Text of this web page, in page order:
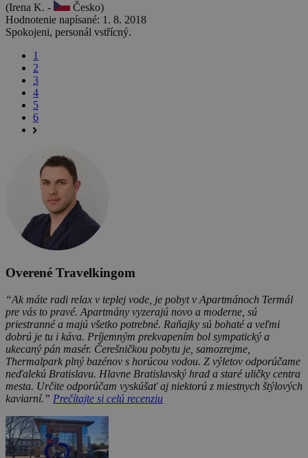
(Irena K. -
Česko)
Hodnotenie napísané: 1. 8. 2018
Spokojeni, personál vstřícný.
1
2
3
4
5
6
Overené Travelkingom
“Ak máte radi relax v teplej vode, je pobyt v Apartmánoch Termál
pre vás to pravé. Apartmány vyzerajú novo a moderne, sú
priestranné a majú všetko potrebné. Raňajky sú bohaté a veľmi
dobrú je tu i káva. Príjemným prekvapením bol sympatický a
ukecaný pán masér. Čerešničkou pobytu je, samozrejme,
Thermalpark plný bazénov s horúcou vodou. Z výletov odporúčame
neďalekú Bratislavu. Hlavne Bratislavský hrad a staré uličky centra
mesta. Určite odporúčam vyskúšať aj niektorú z miestnych štýlových
kaviarní.” Prečítajte si celú recenziu